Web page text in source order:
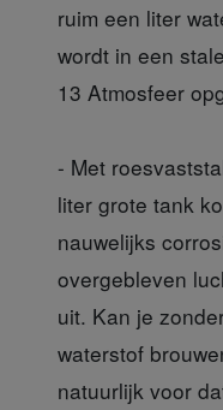
ruim een liter
wordt in een
13 Atmosfeer
- Met
liter grote tank
nauwelijks
overgebleven
uit. Kan je
waterstof
natuurlijk voor